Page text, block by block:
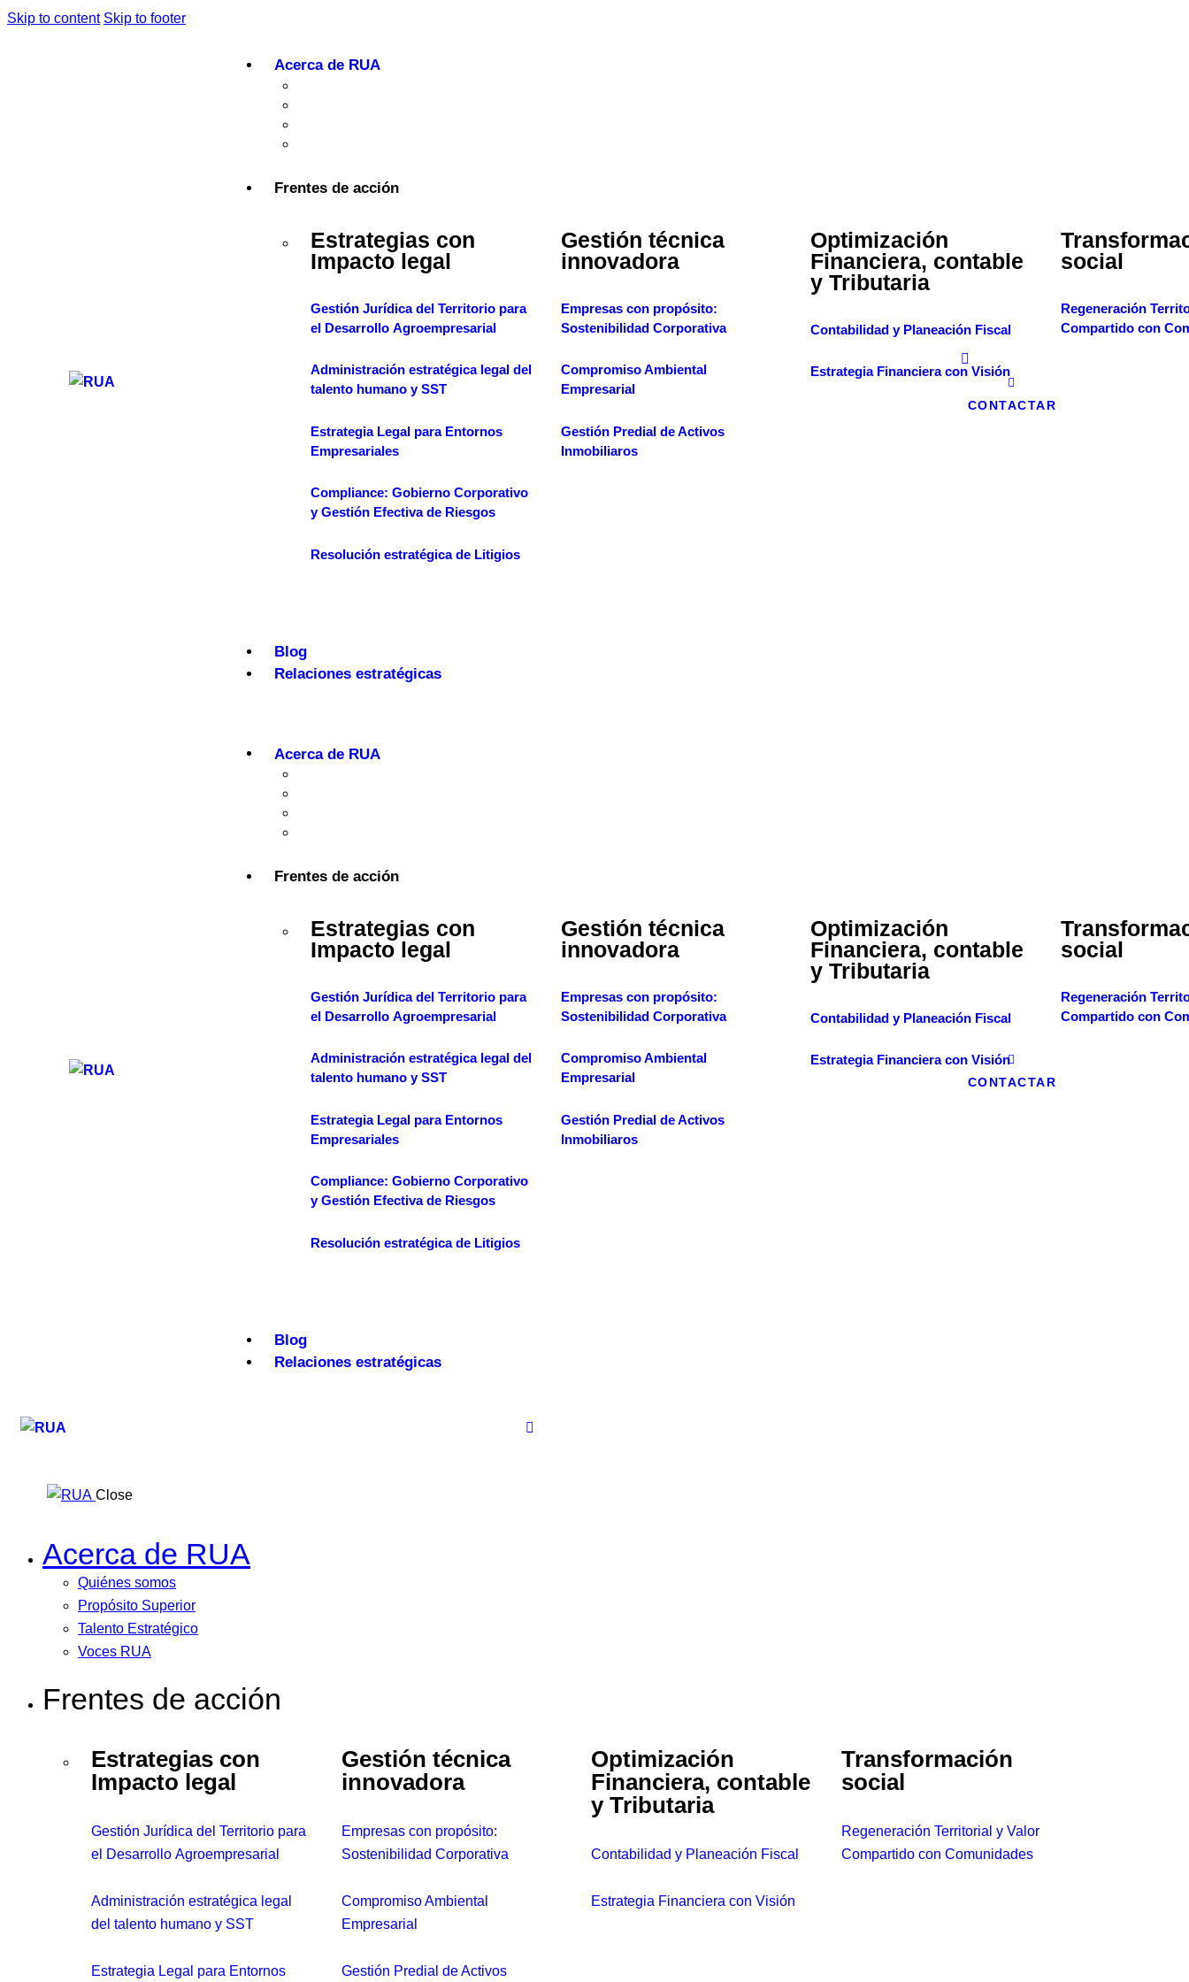
Skip to content Skip to footer
Acerca de RUA
Frentes de acción
Estrategias con
Impacto legal
Gestión Jurídica del Territorio para
el Desarrollo Agroempresarial
Administración estratégica legal del
talento humano y SST
Estrategia Legal para Entornos
Empresariales
Compliance: Gobierno Corporativo
y Gestión Efectiva de Riesgos
Resolución estratégica de Litigios
Gestión técnica
innovadora
Empresas con propósito:
Sostenibilidad Corporativa
Compromiso Ambiental
Empresarial
Gestión Predial de Activos
Inmobiliaros
Optimización
Financiera, contable
y Tributaria
Contabilidad y Planeación Fiscal
Estrategia Financiera con Visión
social
Regeneración
Compartido con
Blog
Relaciones estratégicas
CONTACTAR
Acerca de RUA
Frentes de acción
Estrategias con
Impacto legal
Gestión Jurídica del Territorio para
el Desarrollo Agroempresarial
Administración estratégica legal del
talento humano y SST
Estrategia Legal para Entornos
Empresariales
Compliance: Gobierno Corporativo
y Gestión Efectiva de Riesgos
Resolución estratégica de Litigios
Gestión técnica
innovadora
Empresas con propósito:
Sostenibilidad Corporativa
Compromiso Ambiental
Empresarial
Gestión Predial de Activos
Inmobiliaros
Optimización
Financiera, contable
y Tributaria
Contabilidad y Planeación Fiscal
Estrategia Financiera con Visión
social
Regeneración
Compartido con
Blog
Relaciones estratégicas
CONTACTAR
Close
Acerca de RUA
Quiénes somos
Propósito Superior
Talento Estratégico
Voces RUA
Frentes de acción
Estrategias con
Impacto legal
Gestión Jurídica del Territorio para
el Desarrollo Agroempresarial
Administración estratégica legal
del talento humano y SST
Estrategia Legal para Entornos
Gestión técnica
innovadora
Empresas con propósito:
Sostenibilidad Corporativa
Compromiso Ambiental
Empresarial
Gestión Predial de Activos
Optimización
Financiera, contable
y Tributaria
Contabilidad y Planeación Fiscal
Estrategia Financiera con Visión
Transformación
social
Regeneración Territorial y Valor
Compartido con Comunidades